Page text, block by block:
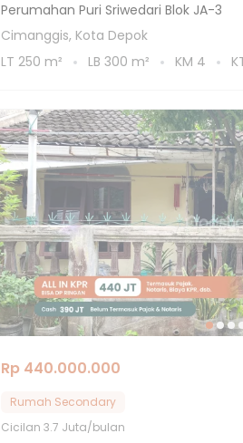
Perumahan Puri Sriwedari Blok JA-3
Cimanggis, Kota Depok
LT 250 m² LB 300 m² KM 4
Rp 440.000.000
Rumah Secondary
Cicilan 3.7 Juta/bulan